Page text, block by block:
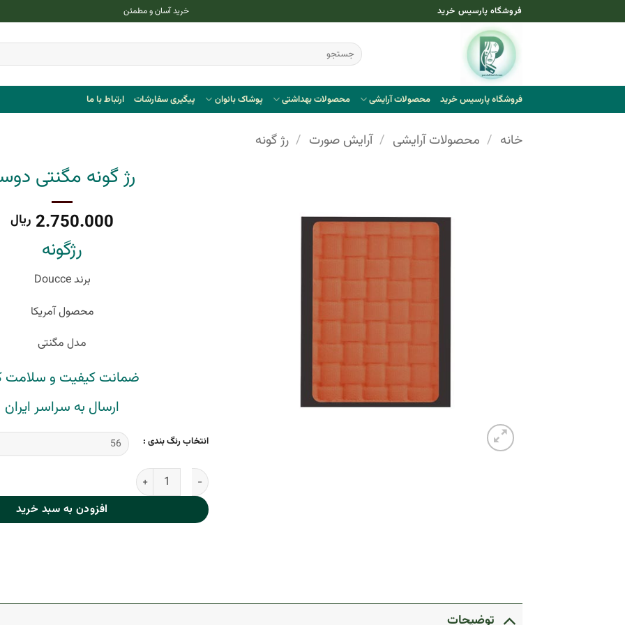
to
فروشگاه پارسیس خرید خرید آسان و مطمئن
جستجو
برای:
فروشگاه پارسیس خرید محصولات آرایشی محصولات بهداشتی پوشاک بانوان پیگیری سفارشات ارتباط با ما
خانه / محصولات آرایشی / آرایش صورت / رژ گونه
رژ گونه مگنتی
2.750.000 ریال
رژگونه
برند Doucce
محصول آمریکا
مدل مگنتی
ضمانت کیفیت و سلامت
ارسال به سراسر ایران
انتخاب رنگ بندی :
رژ گونه مگنتی دوسه عدد
افزودن به سبد خرید
توضیحات